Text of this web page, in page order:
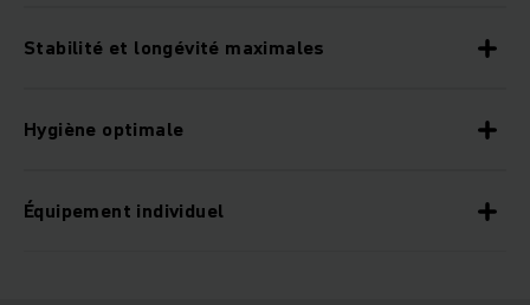
Stabilité et longévité maximales
Hygiène optimale
Équipement individuel